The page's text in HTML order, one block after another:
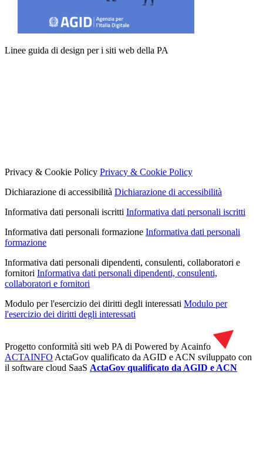
Linee guida di design per i siti web della PA
Privacy & Cookie Policy Privacy & Cookie Policy
Dichiarazione di accessibilità Dichiarazione di accessibilità
Informativa dati personali iscritti Informativa dati personali iscritti
Informativa dati personali formazione Informativa dati personali
formazione
Informativa dati personali dipendenti, consulenti, collaboratori e
fornitori Informativa dati personali dipendenti, consulenti,
collaboratori e fornitori
Modulo per l'esercizio dei diritti degli interessati Modulo per
l'esercizio dei diritti degli interessati
Progetto conformità siti web PA di Powered by Acainfo
ACTAINFO ActaGov qualificato da AGID e ACN sviluppato con
il software cloud SaaS ActaGov qualificato da AGID e ACN